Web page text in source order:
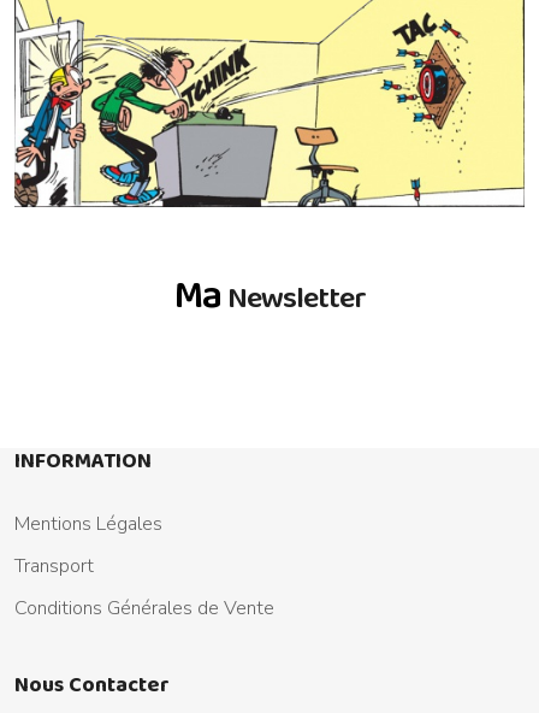
Ma Newsletter
INFORMATION
Mentions Légales
Transport
Conditions Générales de Vente
Nous Contacter